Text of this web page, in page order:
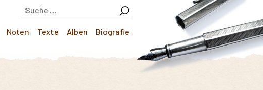
Noten Texte Alben Biografie